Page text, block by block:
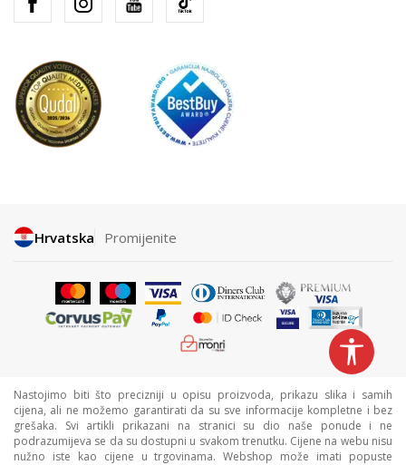
Hrvatska Promijenite
Nastojimo biti što precizniji u opisu proizvoda, prikazu slika i samih
cijena, ali ne možemo garantirati da su sve informacije kompletne i bez
grešaka. Svi artikli prikazani na stranici su dio naše ponude i ne
podrazumijeva se da su dostupni u svakom trenutku. Cijene na webu nisu
nužno iste kao cijene u trgovinama. Webshop može imati popuste